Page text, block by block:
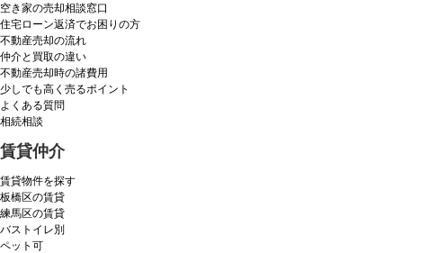
空き家の売却相談窓口
住宅ローン返済でお困りの方
不動産売却の流れ
仲介と買取の違い
不動産売却時の諸費用
少しでも高く売るポイント
よくある質問
相続相談
賃貸仲介
賃貸物件を探す
板橋区の賃貸
練馬区の賃貸
バストイレ別
ペット可